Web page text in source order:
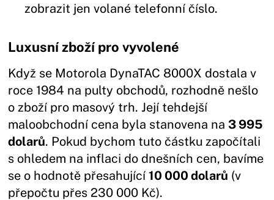
zobrazit jen volané telefonní číslo.
Luxusní zboží pro vyvolené
Když se Motorola DynaTAC 8000X dostala v
roce 1984 na pulty obchodů, rozhodně nešlo
o zboží pro masový trh. Její tehdejší
maloobchodní cena byla stanovena na 3 995
dolarů. Pokud bychom tuto částku započítali
s ohledem na inflaci do dnešních cen, bavíme
se o hodnotě přesahující10 000 dolarů (v
přepočtu přes 230 000 Kč).